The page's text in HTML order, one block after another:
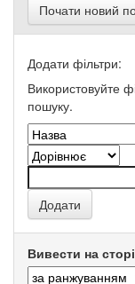
Почати новий
Додати фільтри:
Використовуйте
пошуку.
Вивести на